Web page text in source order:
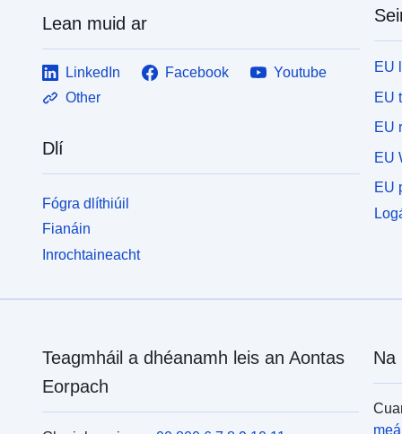
Lean muid ar
LinkedIn Facebook
Youtube
Other
Dlí
Fógra dlíthiúil
Fianáin
Inrochtaineacht
EU
EU
EU
EU
EU
Teagmháil a dhéanamh leis an Aontas
Eorpach
Na